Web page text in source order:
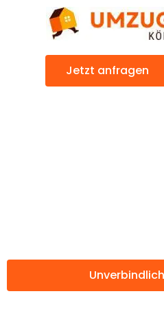
Jetzt anfragen